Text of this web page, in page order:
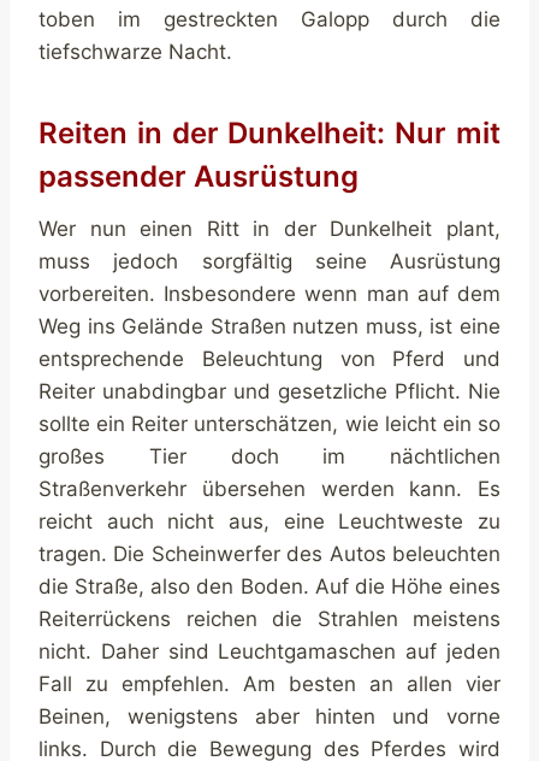
toben im gestreckten Galopp durch die
tiefschwarze Nacht.
Reiten in der Dunkelheit: Nur mit
passender Ausrüstung
Wer nun einen Ritt in der Dunkelheit plant,
muss jedoch sorgfältig seine Ausrüstung
vorbereiten. Insbesondere wenn man auf dem
Weg ins Gelände Straßen nutzen muss, ist eine
entsprechende Beleuchtung von Pferd und
Reiter unabdingbar und gesetzliche Pflicht. Nie
sollte ein Reiter unterschätzen, wie leicht ein so
großes Tier doch im nächtlichen
Straßenverkehr übersehen werden kann. Es
reicht auch nicht aus, eine Leuchtweste zu
tragen. Die Scheinwerfer des Autos beleuchten
die Straße, also den Boden. Auf die Höhe eines
Reiterrückens reichen die Strahlen meistens
nicht. Daher sind Leuchtgamaschen auf jeden
Fall zu empfehlen. Am besten an allen vier
Beinen, wenigstens aber hinten und vorne
links. Durch die Bewegung des Pferdes wird